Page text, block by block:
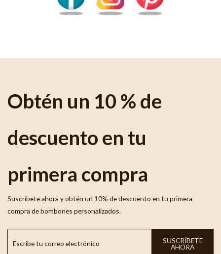
Obtén un 10 % de
descuento en tu
primera compra
Suscríbete ahora y obtén un 10% de descuento en tu primera
compra de bombones personalizados.
SUSCRÍBETE
AHORA